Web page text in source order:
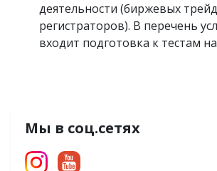
деятельности (биржевых
регистраторов). В перечень
входит подготовка к тестам
Мы в соц.сетях